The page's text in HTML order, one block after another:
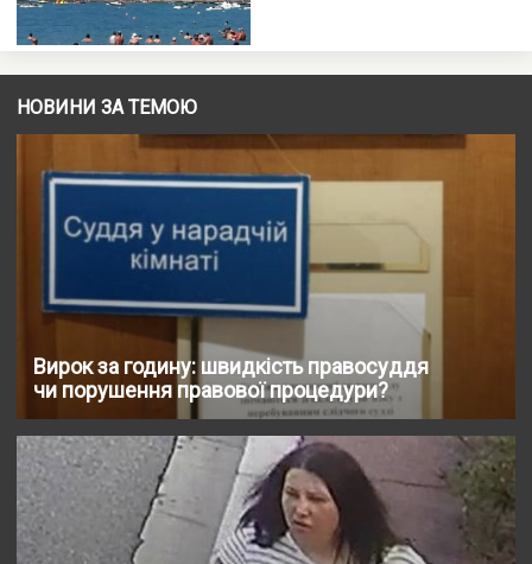
НОВИНИ ЗА ТЕМОЮ
Вирок за годину: швидкість правосуддя
чи порушення правової процедури?